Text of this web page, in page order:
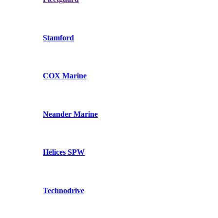
Stamford
COX Marine
Neander Marine
Hélices SPW
Technodrive